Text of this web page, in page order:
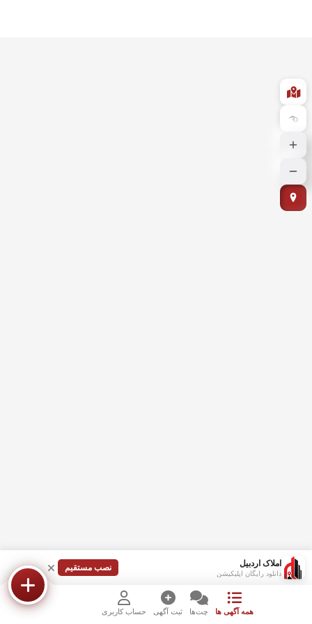
املاک اردبیل
دانلود رایگان اپلیکیشن
نصب مستقیم
همه آگهی ها چت‌ها ثبت آگهی حساب کاربری